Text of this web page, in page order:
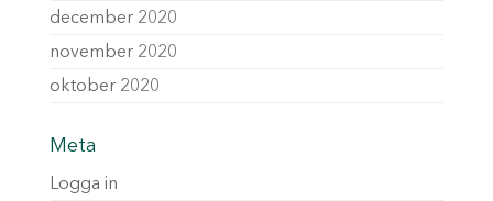
december 2020
november 2020
oktober 2020
Meta
Logga in